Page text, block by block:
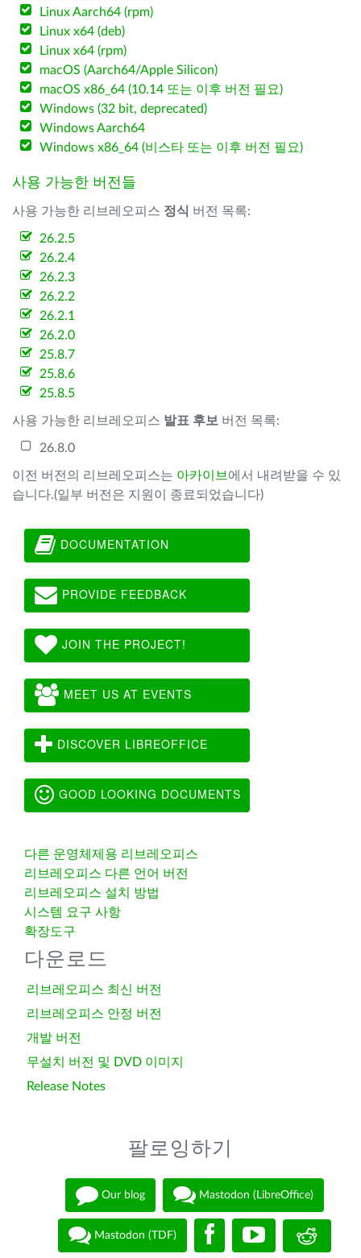
Linux Aarch64 (rpm)
Linux x64 (deb)
Linux x64 (rpm)
macOS (Aarch64/Apple Silicon)
macOS x86_64 (10.14 또는 이후 버전 필요)
Windows (32 bit, deprecated)
Windows Aarch64
Windows x86_64 (비스타 또는 이후 버전 필요)
사용 가능한 버전들
사용 가능한 리브레오피스 정식 버전 목록:
26.2.5
26.2.4
26.2.3
26.2.2
26.2.1
26.2.0
25.8.7
25.8.6
25.8.5
사용 가능한 리브레오피스 발표 후보 버전 목록:
26.8.0
이전 버전의 리브레오피스는 아카이브 에서 내려받을 수 있
습니다.(일부 버전은 지원이 종료되었습니다)
DOCUMENTATION
PROVIDE FEEDBACK
JOIN THE PROJECT!
MEET US AT EVENTS
DISCOVER LIBREOFFICE
GOOD LOOKING DOCUMENTS
다른 운영체제용 리브레오피스
리브레오피스 다른 언어 버전
리브레오피스 설치 방법
시스템 요구 사항
확장도구
다운로드
리브레오피스 최신 버전
리브레오피스 안정 버전
개발 버전
무설치 버전 및 DVD 이미지
Release Notes
팔로잉하기
Our blog Mastodon (LibreOffice)
Mastodon (TDF)